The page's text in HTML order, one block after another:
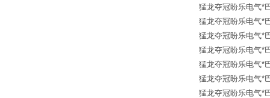
猛龙夺冠盼乐电气*
猛龙夺冠盼乐电气*
猛龙夺冠盼乐电气*
猛龙夺冠盼乐电气*
猛龙夺冠盼乐电气*
猛龙夺冠盼乐电气*
猛龙夺冠盼乐电气*